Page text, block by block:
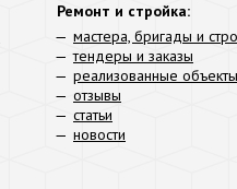
Ремонт и стройка:
мастера, бригады и
тендеры и заказы
реализованные объекты
отзывы
статьи
новости